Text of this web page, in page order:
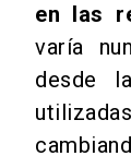
en las
varía
desde